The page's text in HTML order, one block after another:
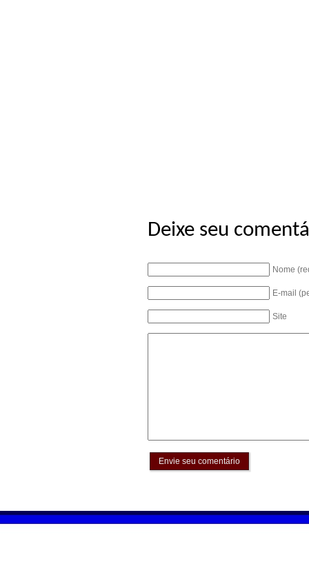
Deixe seu
Nome
E-mail
Site
Envie seu comentário